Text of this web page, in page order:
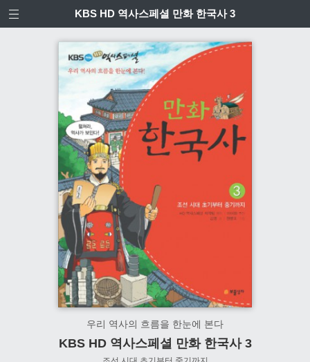
KBS HD 역사스페셜 만화 한국사 3
우리 역사의 흐름을 한눈에 본다
KBS HD 역사스페셜 만화 한국사 3